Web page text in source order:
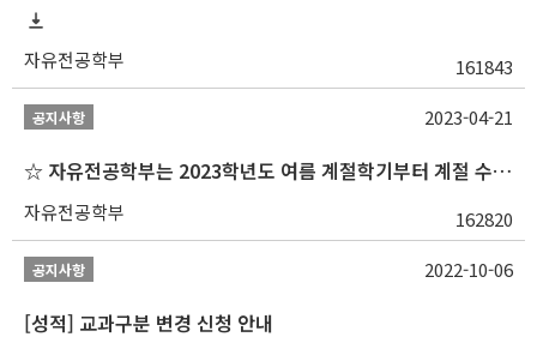
자유전공학부 161843
공지사항
☆ 자유전공학부는 2023학년도 여름 계절학기부터 계절 수업을 개설하지 않습니다 ☆
자유전공학부 162820
2023-04-21
공지사항
[성적] 교과구분 변경 신청 안내
2022-10-06